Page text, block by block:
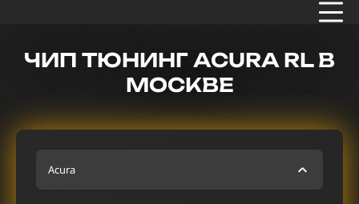
ЧИП ТЮНИНГ ACURA RL В
МОСКВЕ
Acura